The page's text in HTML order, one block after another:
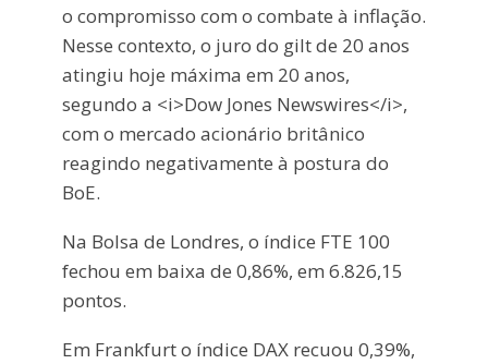
o compromisso com o combate à inflação.
Nesse contexto, o juro do gilt de 20 anos
atingiu hoje máxima em 20 anos,
segundo a <i>Dow Jones Newswires</i>,
com o mercado acionário britânico
reagindo negativamente à postura do
BoE.
Na Bolsa de Londres, o índice FTE 100
fechou em baixa de 0,86%, em 6.826,15
pontos.
Em Frankfurt o índice DAX recuou 0,39%,